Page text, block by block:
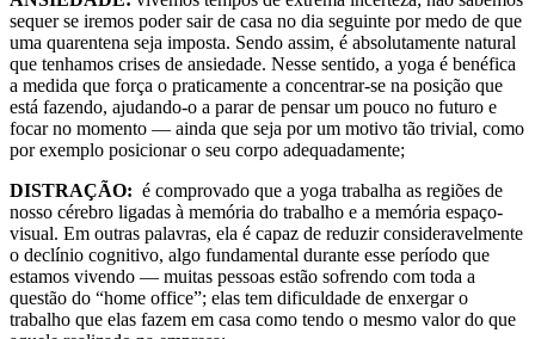
sequer se iremos poder sair de casa no dia seguinte por medo de que
uma quarentena seja imposta. Sendo assim, é absolutamente natural
que tenhamos crises de ansiedade. Nesse sentido, a yoga é benéfica
a medida que força o praticamente a concentrar-se na posição que
está fazendo, ajudando-o a parar de pensar um pouco no futuro e
focar no momento — ainda que seja por um motivo tão trivial, como
por exemplo posicionar o seu corpo adequadamente;
DISTRAÇÃO: é comprovado que a yoga trabalha as regiões de
nosso cérebro ligadas à memória do trabalho e a memória espaço-
visual. Em outras palavras, ela é capaz de reduzir consideravelmente
o declínio cognitivo, algo fundamental durante esse período que
estamos vivendo — muitas pessoas estão sofrendo com toda a
questão do “home office”; elas tem dificuldade de enxergar o
trabalho que elas fazem em casa como tendo o mesmo valor do que